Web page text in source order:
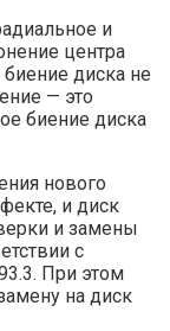
и
центра
диска не
— это
биение диска
нового
и диск
и замены
с
При этом
на диск